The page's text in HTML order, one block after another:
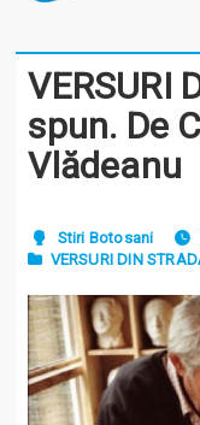
VERSURI
spun. De
Vlădeanu
Stiri Botosani
VERSURI DIN